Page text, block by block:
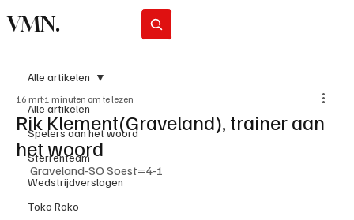
VMN.
Alle artikelen
Spelers aan het woord
Sterrenteam
Wedstrijdverslagen
Toko Roko
Alle artikelen
Rik Klement(Graveland), trainer aan
het woord
16 mrt 1 minuten om te lezen
Graveland-SO Soest=4-1